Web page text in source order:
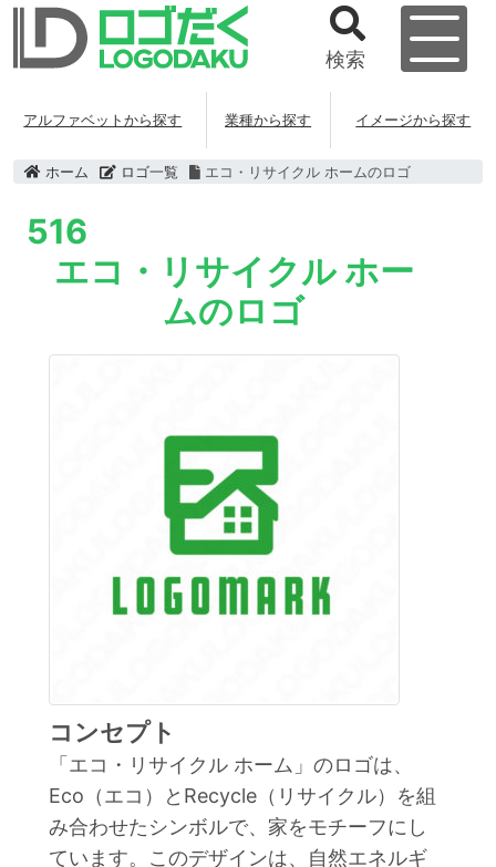
検索
アルファベットから探す 業種から探す イメージから探す
ホーム ロゴ一覧 エコ・リサイクル ホームのロゴ
516
エコ・リサイクル ホー
ムのロゴ
コンセプト
「エコ・リサイクル ホーム」のロゴは、
Eco（エコ）とRecycle（リサイクル）を組
み合わせたシンボルで、家をモチーフにし
ています。このデザインは、自然エネルギ